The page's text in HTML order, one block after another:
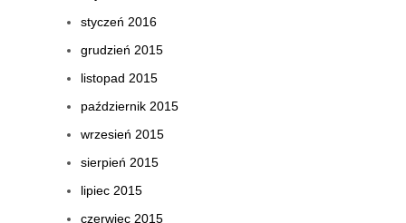
styczeń 2016
grudzień 2015
listopad 2015
październik 2015
wrzesień 2015
sierpień 2015
lipiec 2015
czerwiec 2015